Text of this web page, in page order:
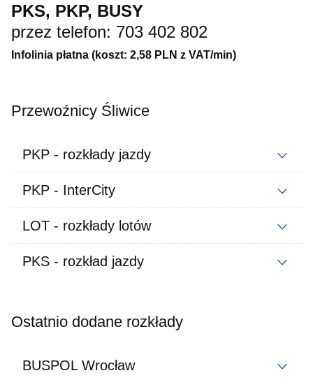
PKS, PKP, BUSY
przez telefon: 703 402 802
Infolinia płatna (koszt: 2,58 PLN z VAT/min)
Przewoźnicy Śliwice
PKP - rozkłady jazdy
PKP - InterCity
LOT - rozkłady lotów
PKS - rozkład jazdy
Ostatnio dodane rozkłady
BUSPOL Wrocław